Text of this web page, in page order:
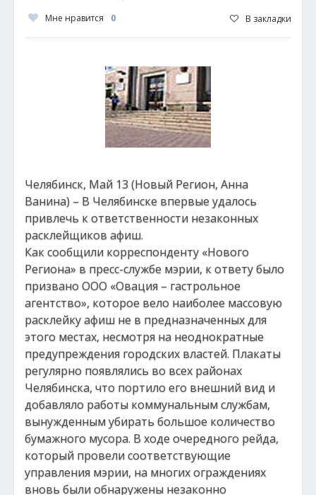
Мне нравится 0 В закладки
Челябинск, Май 13 (Новый Регион, Анна
Ванина) – В Челябинске впервые удалось
привлечь к ответственности незаконных
расклейщиков афиш.
Как сообщили корреспонденту «Нового
Региона» в пресс-службе мэрии, к ответу было
призвано ООО «Овация – гастрольное
агентство», которое вело наиболее массовую
расклейку афиш не в предназначенных для
этого местах, несмотря на неоднократные
предупреждения городских властей. Плакаты
регулярно появлялись во всех районах
Челябинска, что портило его внешний вид и
добавляло работы коммунальным службам,
вынужденным убирать большое количество
бумажного мусора. В ходе очередного рейда,
который провели соответствующие
управления мэрии, на многих ограждениях
вновь были обнаружены незаконно